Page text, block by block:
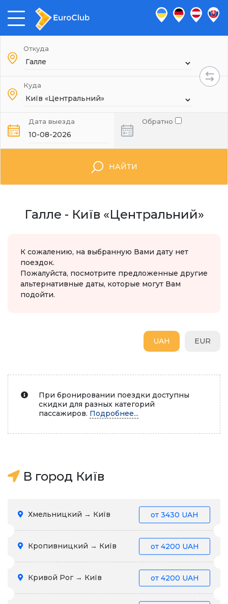
Откуда
Куда
Дата выезда Обратно
НАЙТИ
Галле - Київ «Центральний»
К сожалению, на выбранную Вами дату нет
поездок.
Пожалуйста, посмотрите предложенные другие
альтернативные даты, которые могут Вам
подойти.
EUR
UAH
При бронировании поездки доступны
скидки для разных категорий
пассажиров. Подробнее...
В город Київ
Хмельницкий → Київ от 3430 UAH
Кропивницкий → Київ от 4200 UAH
Кривой Рог → Київ от 4200 UAH